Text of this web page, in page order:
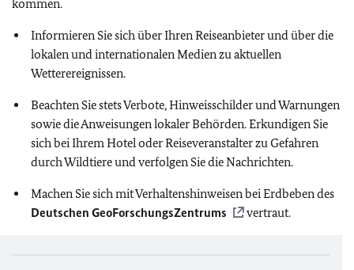
kommen.
Informieren Sie sich über Ihren Reiseanbieter und über die
lokalen und internationalen Medien zu aktuellen
Wetterereignissen.
Beachten Sie stets Verbote, Hinweisschilder und Warnungen
sowie die Anweisungen lokaler Behörden. Erkundigen Sie
sich bei Ihrem Hotel oder Reiseveranstalter zu Gefahren
durch Wildtiere und verfolgen Sie die Nachrichten.
Machen Sie sich mit Verhaltenshinweisen bei Erdbeben des
Deutschen GeoForschungsZentrums
vertraut.